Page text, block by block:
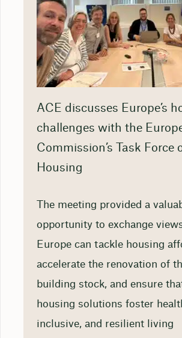
ACE discusses Europe’s
challenges with the
Commission’s Task Force
Housing
The meeting provided a
opportunity to exchange
Europe can tackle housing
accelerate the renovation of
building stock, and ensure
housing solutions foster
inclusive, and resilient living